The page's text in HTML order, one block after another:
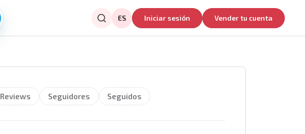
ES Iniciar sesión Vender tu cuenta
Reviews Seguidores Seguidos